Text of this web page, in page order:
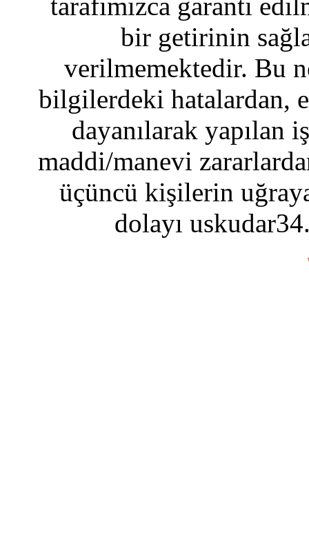
tarafımızca garanti
bir getirinin
verilmemektedir. Bu
bilgilerdeki hatalardan,
dayanılarak yapılan
maddi/manevi
üçüncü kişilerin
dolayı